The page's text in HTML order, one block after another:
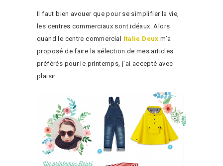
Il faut bien avouer que pour se simplifier la vie,
les centres commerciaux sont idéaux. Alors
quand le centre commercial Italie Deux m’a
proposé de faire la sélection de mes articles
préférés pour le printemps, j’ai accepté avec
plaisir.